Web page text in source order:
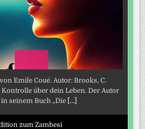
Emile Coué. Autor: Brooks, C.
über dein Leben. Der Autor
seinem Buch „Die [...]
zum Zambesi